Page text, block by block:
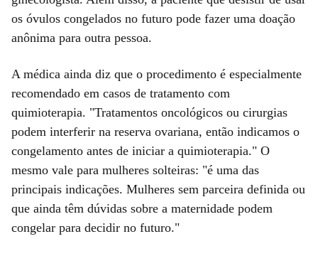
os óvulos congelados no futuro pode fazer uma doação
anônima para outra pessoa.
A médica ainda diz que o procedimento é especialmente
recomendado em casos de tratamento com
quimioterapia. "Tratamentos oncológicos ou cirurgias
podem interferir na reserva ovariana, então indicamos o
congelamento antes de iniciar a quimioterapia." O
mesmo vale para mulheres solteiras: "é uma das
principais indicações. Mulheres sem parceira definida ou
que ainda têm dúvidas sobre a maternidade podem
congelar para decidir no futuro."